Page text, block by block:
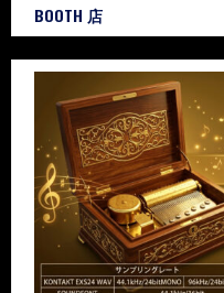
BOOTH 店